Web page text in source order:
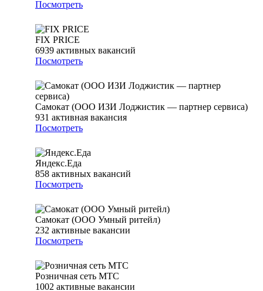
Посмотреть
FIX PRICE
6939 активных вакансий
Посмотреть
Самокат (ООО ИЗИ Лоджистик — партнер сервиса)
931 активная вакансия
Посмотреть
Яндекс.Еда
858 активных вакансий
Посмотреть
Самокат (ООО Умный ритейл)
232 активные вакансии
Посмотреть
Розничная сеть МТС
1002 активные вакансии